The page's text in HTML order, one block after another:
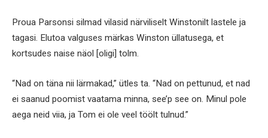
Proua Parsonsi silmad vilasid närviliselt Winstonilt lastele ja
tagasi. Elutoa valguses märkas Winston üllatusega, et
kortsudes naise näol [oligi] tolm.
“Nad on täna nii lärmakad,” ütles ta. “Nad on pettunud, et nad
ei saanud poomist vaatama minna, see’p see on. Minul pole
aega neid viia, ja Tom ei ole veel töölt tulnud.”